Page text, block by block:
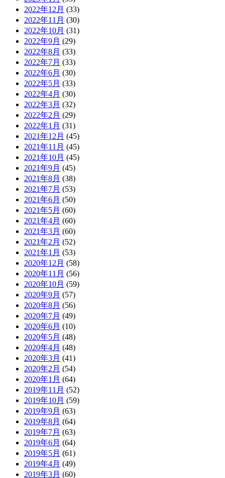
2022年12月 (33)
2022年11月 (30)
2022年10月 (31)
2022年9月 (29)
2022年8月 (33)
2022年7月 (33)
2022年6月 (30)
2022年5月 (33)
2022年4月 (30)
2022年3月 (32)
2022年2月 (29)
2022年1月 (31)
2021年12月 (45)
2021年11月 (45)
2021年10月 (45)
2021年9月 (45)
2021年8月 (38)
2021年7月 (53)
2021年6月 (50)
2021年5月 (60)
2021年4月 (60)
2021年3月 (60)
2021年2月 (52)
2021年1月 (53)
2020年12月 (58)
2020年11月 (56)
2020年10月 (59)
2020年9月 (57)
2020年8月 (56)
2020年7月 (49)
2020年6月 (10)
2020年5月 (48)
2020年4月 (48)
2020年3月 (41)
2020年2月 (54)
2020年1月 (64)
2019年11月 (52)
2019年10月 (59)
2019年9月 (63)
2019年8月 (64)
2019年7月 (63)
2019年6月 (64)
2019年5月 (61)
2019年4月 (49)
2019年3月 (60)